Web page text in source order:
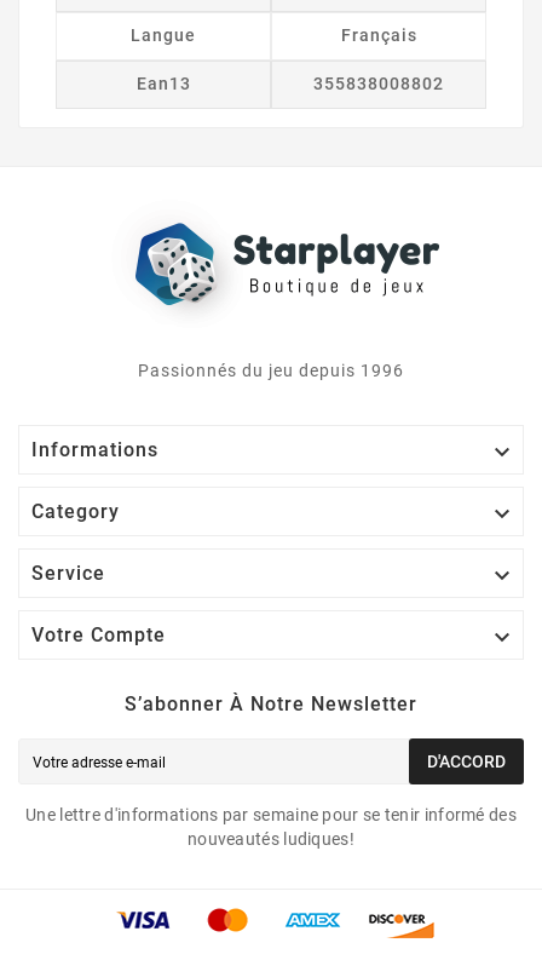
Langue Français
Ean13 355838008802
Passionnés du jeu depuis 1996
Informations 
Category 
Service 
Votre Compte 
S’abonner À Notre Newsletter
D'ACCORD
Une lettre d'informations par semaine pour se tenir informé des
nouveautés ludiques!